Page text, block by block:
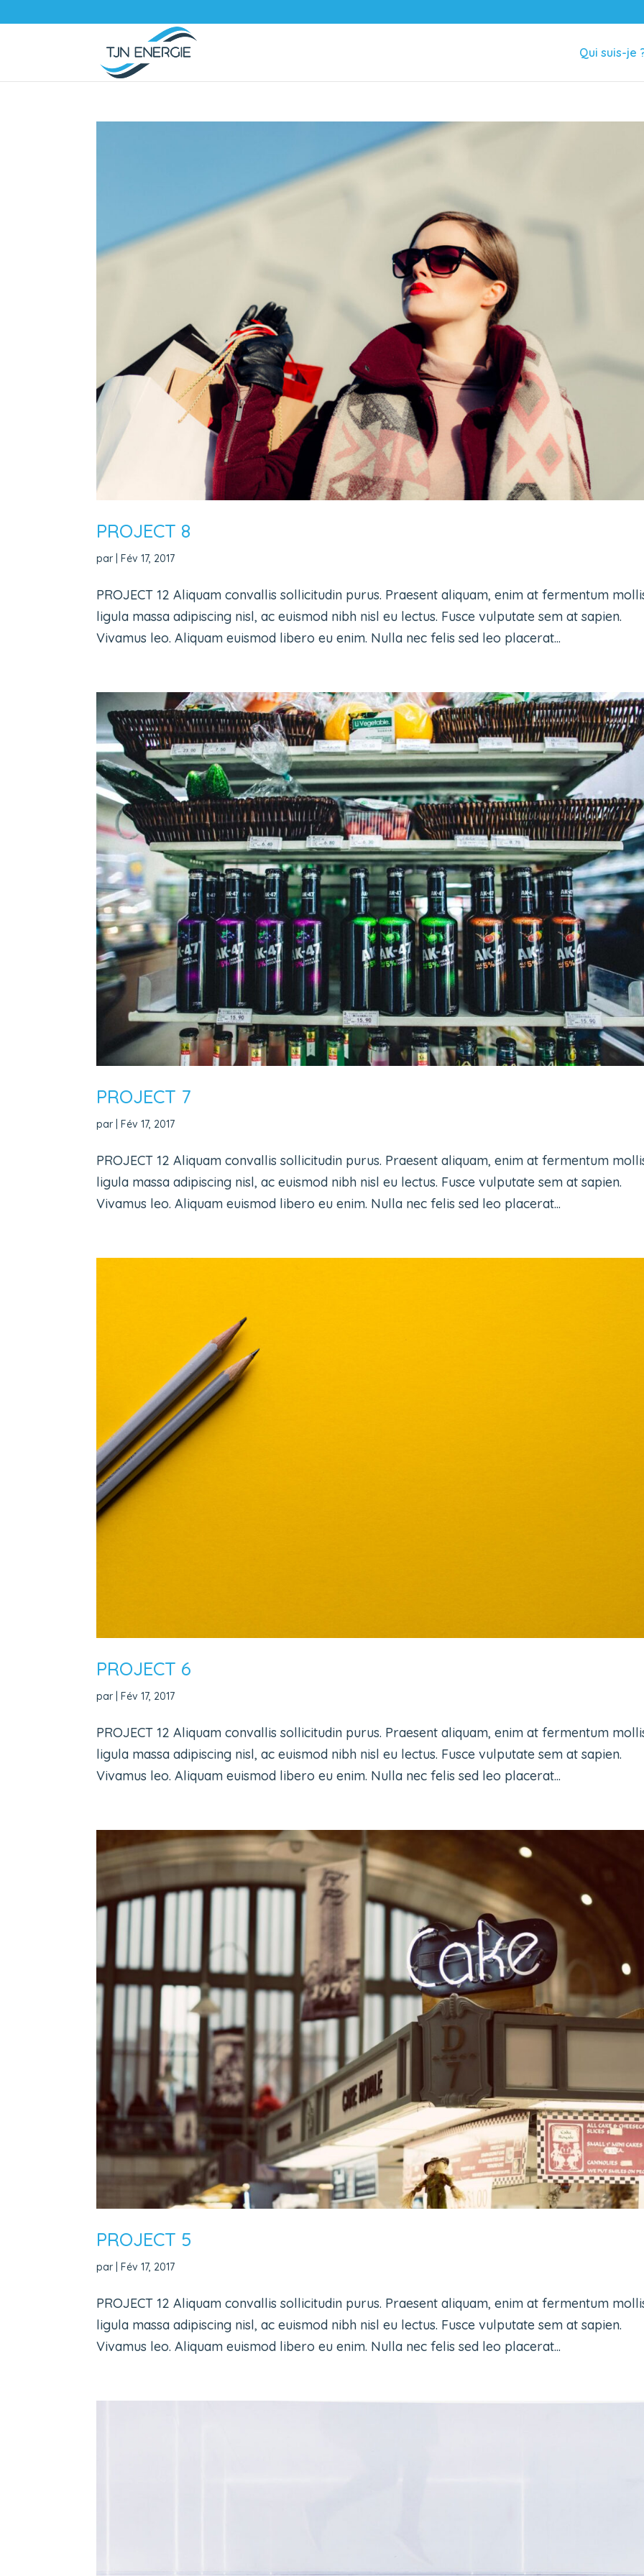
Qui suis-je
PROJECT 8
par Fév 17, 2017
PROJECT 12 Aliquam convallis sollicitudin purus. Praesent aliquam, enim at fermentum
ligula massa adipiscing nisl, ac euismod nibh nisl eu lectus. Fusce vulputate sem at sapien.
Vivamus leo. Aliquam euismod libero eu enim. Nulla nec felis sed leo placerat...
PROJECT 7
par |Fév 17, 2017
PROJECT 12 Aliquam convallis sollicitudin purus. Praesent aliquam, enim at fermentum
ligula massa adipiscing nisl, ac euismod nibh nisl eu lectus. Fusce vulputate sem at sapien.
Vivamus leo. Aliquam euismod libero eu enim. Nulla nec felis sed leo placerat...
PROJECT 6
par |Fév 17, 2017
PROJECT 12 Aliquam convallis sollicitudin purus. Praesent aliquam, enim at fermentum
ligula massa adipiscing nisl, ac euismod nibh nisl eu lectus. Fusce vulputate sem at sapien.
Vivamus leo. Aliquam euismod libero eu enim. Nulla nec felis sed leo placerat...
PROJECT 5
par Fév 17, 2017
PROJECT 12 Aliquam convallis sollicitudin purus. Praesent aliquam, enim at fermentum
ligula massa adipiscing nisl, ac euismod nibh nisl eu lectus. Fusce vulputate sem at sapien.
Vivamus leo. Aliquam euismod libero eu enim. Nulla nec felis sed leo placerat...